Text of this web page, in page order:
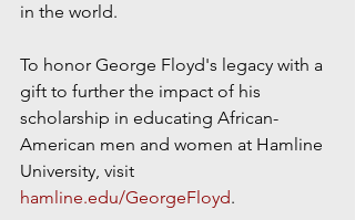
in the world.
To honor George Floyd's legacy with a
gift to further the impact of his
scholarship in educating African-
American men and women at Hamline
University, visit
hamline.edu/GeorgeFloyd.